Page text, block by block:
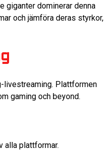
giganter dominerar denna
och jämföra deras styrkor,
livestreaming. Plattformen
gaming och beyond.
alla plattformar.